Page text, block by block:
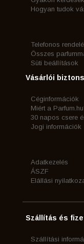
Hogyan tudok
Telefonos
Összes
Süti beállítások
Vásárlói
Céginformációk
Miért a
30 napos csere
Jogi információk
Adatkezelés
ÁSZF
Elállási
Szállítás és
Szállítási